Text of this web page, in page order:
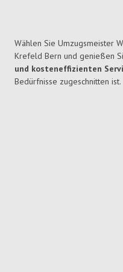
Wählen Sie Umzugsmeister
Krefeld Bern und genießen
und kosteneffizienten
Bedürfnisse zugeschnitten ist.